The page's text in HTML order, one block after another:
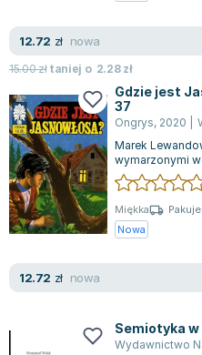
Katarzyna Miller
Antoine de Saint Exupery
Lew Tołstoj
Mark Twain
Marcin Meller
Paulina Młynarska
ks. Piotr Pawlukiewicz
Jarosław Sokołowski
Piotr Semka
Joseph Murphy
12.72 zł nowa
15.00złtaniej o 2.28zł
Gdzie jest
37
Ongrys, 2020
Marek
wymarzonymi
swojej ciotki
Miękka
Nowa
12.72 zł nowa
Semiotyka
Wydawnictwo